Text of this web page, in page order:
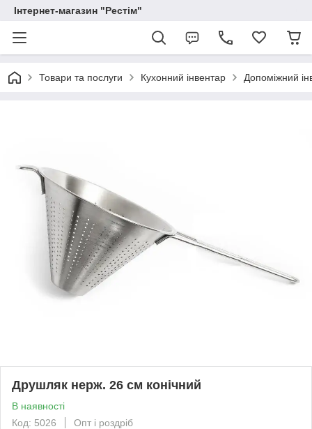
Інтернет-магазин "Рестім"
Товари та послуги Кухонний інвентар Допоміжний
Друшляк нерж. 26 см конічний
В наявності
Код: 5026
Опт і роздріб